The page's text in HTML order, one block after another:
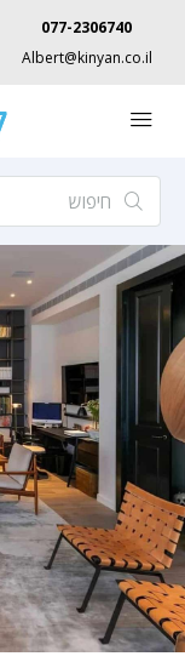
077-2306740
Albert@kinyan.co.il